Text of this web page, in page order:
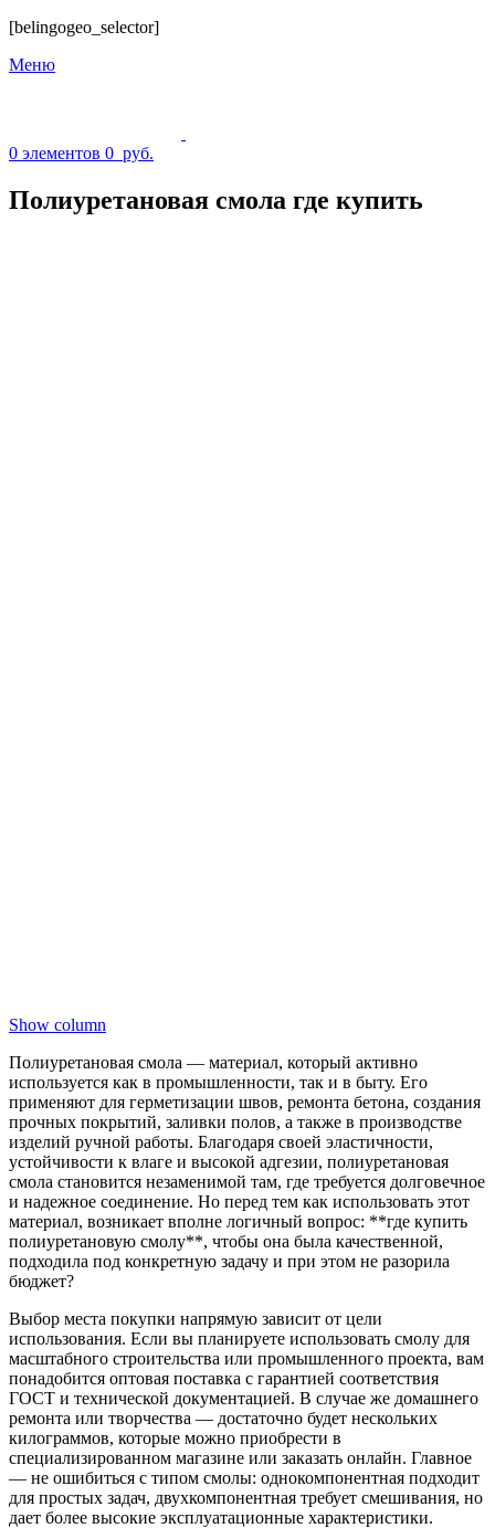
[belingogeo_selector]
Меню
0 элементов 0 руб.
Полиуретановая смола где купить
Show column
Полиуретановая смола — материал, который активно
используется как в промышленности, так и в быту. Его
применяют для герметизации швов, ремонта бетона, создания
прочных покрытий, заливки полов, а также в производстве
изделий ручной работы. Благодаря своей эластичности,
устойчивости к влаге и высокой адгезии, полиуретановая
смола становится незаменимой там, где требуется долговечное
и надежное соединение. Но перед тем как использовать этот
материал, возникает вполне логичный вопрос: **где купить
полиуретановую смолу**, чтобы она была качественной,
подходила под конкретную задачу и при этом не разорила
бюджет?
Выбор места покупки напрямую зависит от цели
использования. Если вы планируете использовать смолу для
масштабного строительства или промышленного проекта, вам
понадобится оптовая поставка с гарантией соответствия
ГОСТ и технической документацией. В случае же домашнего
ремонта или творчества — достаточно будет нескольких
килограммов, которые можно приобрести в
специализированном магазине или заказать онлайн. Главное
— не ошибиться с типом смолы: однокомпонентная подходит
для простых задач, двухкомпонентная требует смешивания, но
дает более высокие эксплуатационные характеристики.